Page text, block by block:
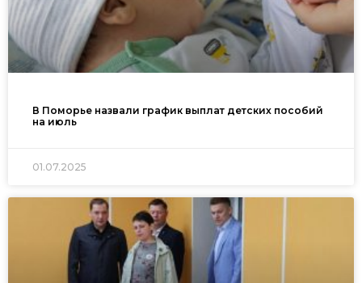
В Поморье назвали график выплат детских пособий
на июль
01.07.2025